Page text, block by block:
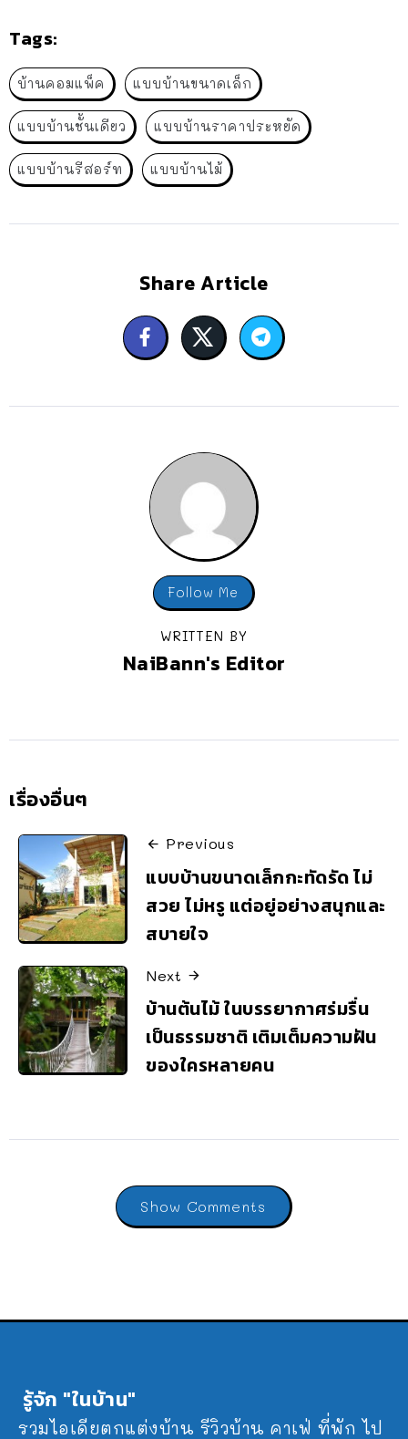
Tags:
บ้านคอมแพ็ค แบบบ้านขนาดเล็ก
แบบบ้านชั้นเดียว แบบบ้านราคาประหยัด
แบบบ้านรีสอร์ท แบบบ้านไม้
Share Article
Follow Me
WRITTEN BY
NaiBann's Editor
เรื่องอื่นๆ
Previous
แบบบ้านขนาดเล็กกะทัดรัด ไม่
สวย ไม่หรู แต่อยู่อย่างสนุกและ
สบายใจ
Next
บ้านต้นไม้ ในบรรยากาศร่มรื่น
เป็นธรรมชาติ เติมเต็มความฝัน
ของใครหลายคน
Show Comments
รู้จัก "ในบ้าน"
รวมไอเดียตกแต่งบ้าน รีวิวบ้าน คาเฟ่ ที่พัก ไป